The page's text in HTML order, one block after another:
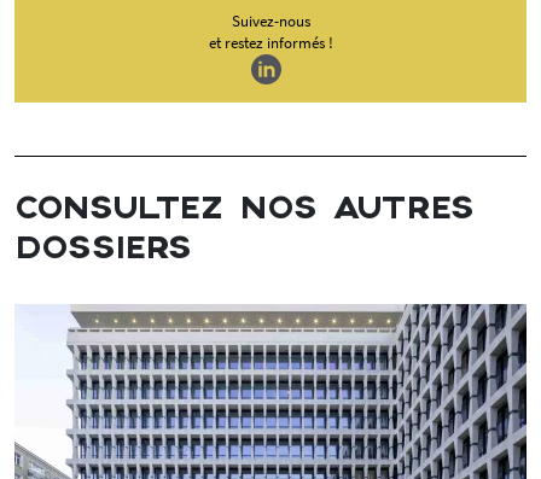
Suivez-nous
et restez informés !
CONSULTEZ NOS AUTRES
DOSSIERS